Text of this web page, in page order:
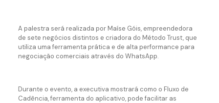
A palestra será realizada por Maíse Góis, empreendedora
de sete negócios distintos e criadora do Método Trust, que
utiliza uma ferramenta prática e de alta performance para
negociação comerciais através do WhatsApp.
Durante o evento, a executiva mostrará como o Fluxo de
Cadência, ferramenta do aplicativo, pode facilitar as